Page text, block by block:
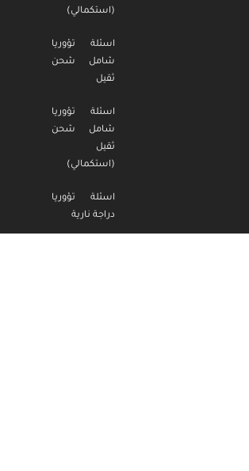
(استكمالي)
اسئلة تؤوريا
شامل شحن
ثقيل
اسئلة تؤوريا
شامل شحن
ثقيل
(استكمالي)
اسئلة تؤوريا
دراجة نارية